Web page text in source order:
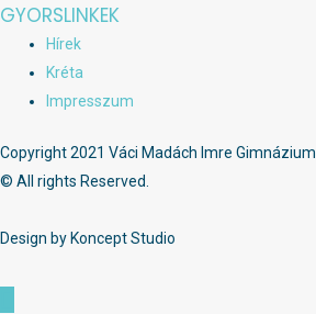
GYORSLINKEK
Hírek
Kréta
Impresszum
Copyright 2021 Váci Madách Imre Gimnázium
© All rights Reserved.
Design by Koncept Studio